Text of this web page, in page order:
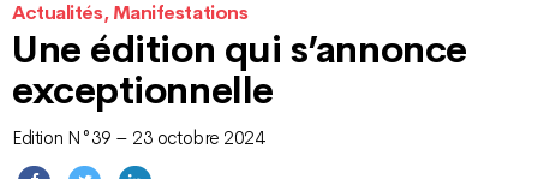
Actualités, Manifestations
Une édition qui s’annonce
exceptionnelle
Edition N°39 – 23 octobre 2024